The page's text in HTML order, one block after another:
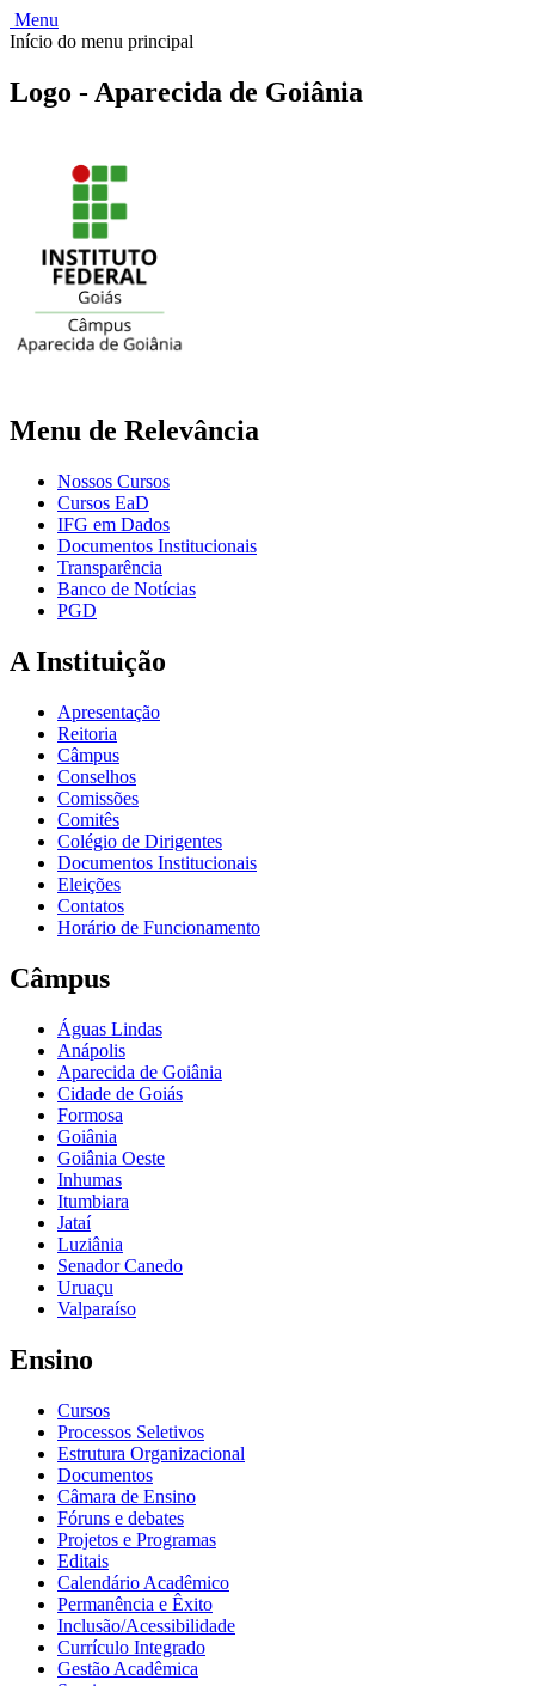
Menu
Início do menu principal
Logo - Aparecida de Goiânia
Menu de Relevância
Nossos Cursos
Cursos EaD
IFG em Dados
Documentos Institucionais
Transparência
Banco de Notícias
PGD
A Instituição
Apresentação
Reitoria
Câmpus
Conselhos
Comissões
Comitês
Colégio de Dirigentes
Documentos Institucionais
Eleições
Contatos
Horário de Funcionamento
Câmpus
Águas Lindas
Anápolis
Aparecida de Goiânia
Cidade de Goiás
Formosa
Goiânia
Goiânia Oeste
Inhumas
Itumbiara
Jataí
Luziânia
Senador Canedo
Uruaçu
Valparaíso
Ensino
Cursos
Processos Seletivos
Estrutura Organizacional
Documentos
Câmara de Ensino
Fóruns e debates
Projetos e Programas
Editais
Calendário Acadêmico
Permanência e Êxito
Inclusão/Acessibilidade
Currículo Integrado
Gestão Acadêmica